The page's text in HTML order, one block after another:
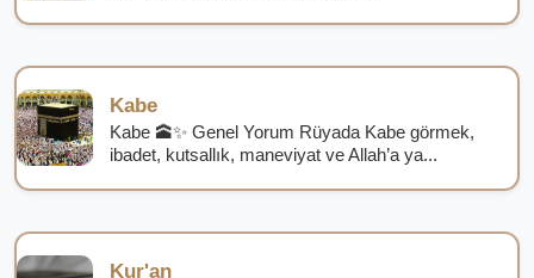
Kabe
Kabe 🕋✨ Genel Yorum Rüyada Kabe görmek,
ibadet, kutsallık, maneviyat ve Allah’a ya...
Kur'an